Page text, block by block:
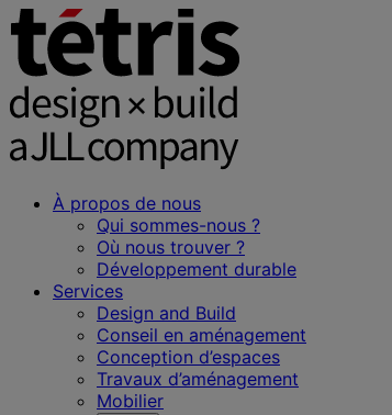
À propos de nous
Qui sommes-nous ?
Où nous trouver ?
Développement durable
Services
Design and Build
Conseil en aménagement
Conception d’espaces
Travaux d’aménagement
Mobilier